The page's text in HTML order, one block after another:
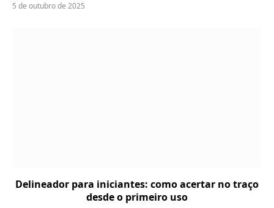
5 de outubro de 2025
Delineador para iniciantes: como acertar no traço
desde o primeiro uso